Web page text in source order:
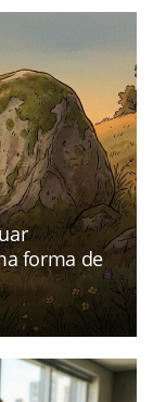
forma de